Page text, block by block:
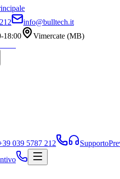
info@bulltech.it
18:00
Vimercate (MB)
039 5787 212 Supporto